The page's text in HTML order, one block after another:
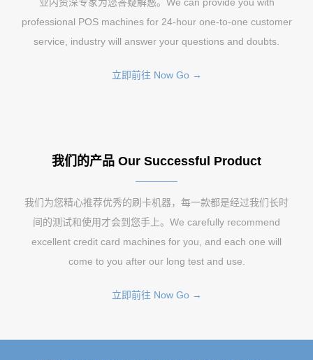
professional POS machines for 24-hour one-to-one customer
service, industry will answer your questions and doubts.
立即前往 Now Go →
我们的产品 Our Successful Product
我们为您精心推荐优秀的刷卡机器，每一款都是经过我们长时
间的测试和使用才会到您手上。We carefully recommend
excellent credit card machines for you, and each one will
come to you after our long test and use.
立即前往 Now Go →